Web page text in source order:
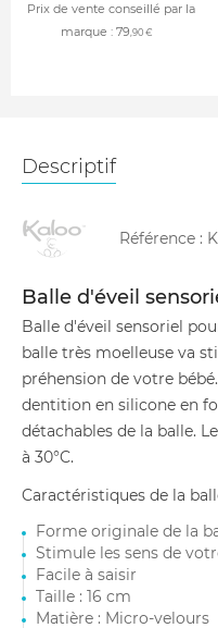
Prix de vente conseillé par la
marque : 79,90 €
Descriptif
Référence :
Balle d'éveil
Balle d'éveil sensoriel
balle très moelleuse va
préhension de votre
dentition en silicone en
détachables de la balle.
à 30°C.
Caractéristiques de la
Forme originale de la
Stimule les sens de
Facile à saisir
Taille : 16 cm
Matière : Micro-velours